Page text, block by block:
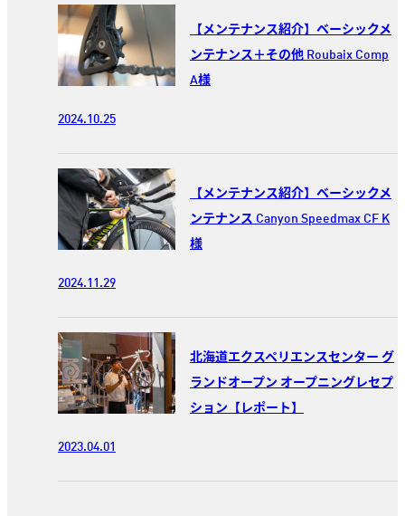
【メンテナンス紹介】ベーシックメ
ンテナンス＋その他 Roubaix Comp
A様
2024.10.25
【メンテナンス紹介】ベーシックメ
ンテナンス Canyon Speedmax CF K
様
2024.11.29
北海道エクスペリエンスセンター グ
ランドオープン オープニングレセプ
ション【レポート】
2023.04.01